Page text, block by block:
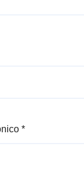
*